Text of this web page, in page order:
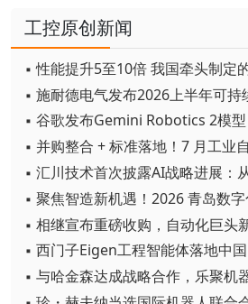
工控原创新闻
▪ 并购整合 + 标准落地！7 月工业